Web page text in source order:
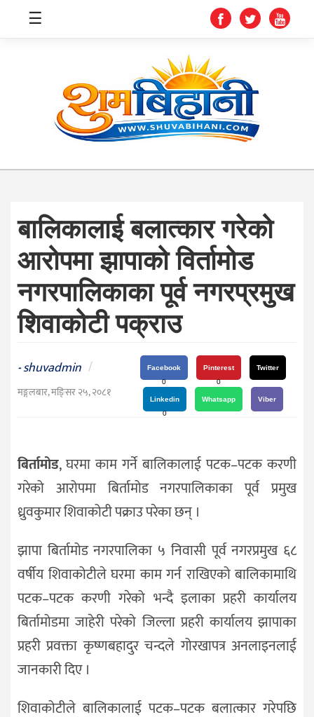
स्वास्थ्य
शिक्षा
संघीय
प्रविधि
जीवनशैली
दर्शन
संस्कृति
विचार
☰
बालिकालाई बलात्कार गरेको
आरोपमा झापाको विर्तामोड
नगरपालिकाका पूर्व नगरप्रमुख
शिवाकोटी पक्राउ
-shuvadmin /
मङ्गलबार, मङि्सर २५, २०८१
Facebook
0
Pinterest
0
Twitter
Linkedin
0
Whatsapp Viber
बिर्तामोड, घरमा काम गर्ने बालिकालाई पटक–पटक करणी
गरेको आरोपमा बिर्तामोड नगरपालिकाका पूर्व प्रमुख
ध्रुवकुमार शिवाकोटी पक्राउ परेका छन् ।
झापा बिर्तामोड नगरपालिका ५ निवासी पूर्व नगरप्रमुख ६८
वर्षीय शिवाकोटीले घरमा काम गर्न राखिएको बालिकामाथि
पटक–पटक करणी गरेको भन्दै इलाका प्रहरी कार्यालय
बिर्तामोडमा जाहेरी परेको जिल्ला प्रहरी कार्यालय झापाका
प्रहरी प्रवक्ता कृष्णबहादुर चन्दले गोरखापत्र अनलाइनलाई
जानकारी दिए ।
शिवाकोटीले बालिकालाई पटक–पटक बलात्कार गरेपछि